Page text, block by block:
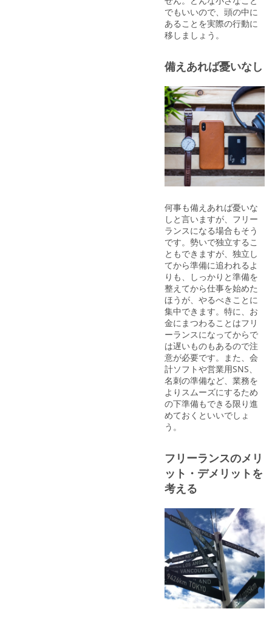
でもいいので、頭の中に
あることを実際の行動に
移しましょう。
備えあれば憂いなし
何事も備えあれば憂いな
しと言いますが、フリー
ランスになる場合もそう
です。勢いで独立するこ
ともできますが、独立し
てから準備に追われるよ
りも、しっかりと準備を
整えてから仕事を始めた
ほうが、やるべきことに
集中できます。特に、お
金にまつわることはフリ
ーランスになってからで
は遅いものもあるので注
意が必要です。また、会
計ソフトや営業用SNS、
名刺の準備など、業務を
よりスムーズにするため
の下準備もできる限り進
めておくといいでしょ
う。
フリーランスのメリ
ット・デメリットを
考える